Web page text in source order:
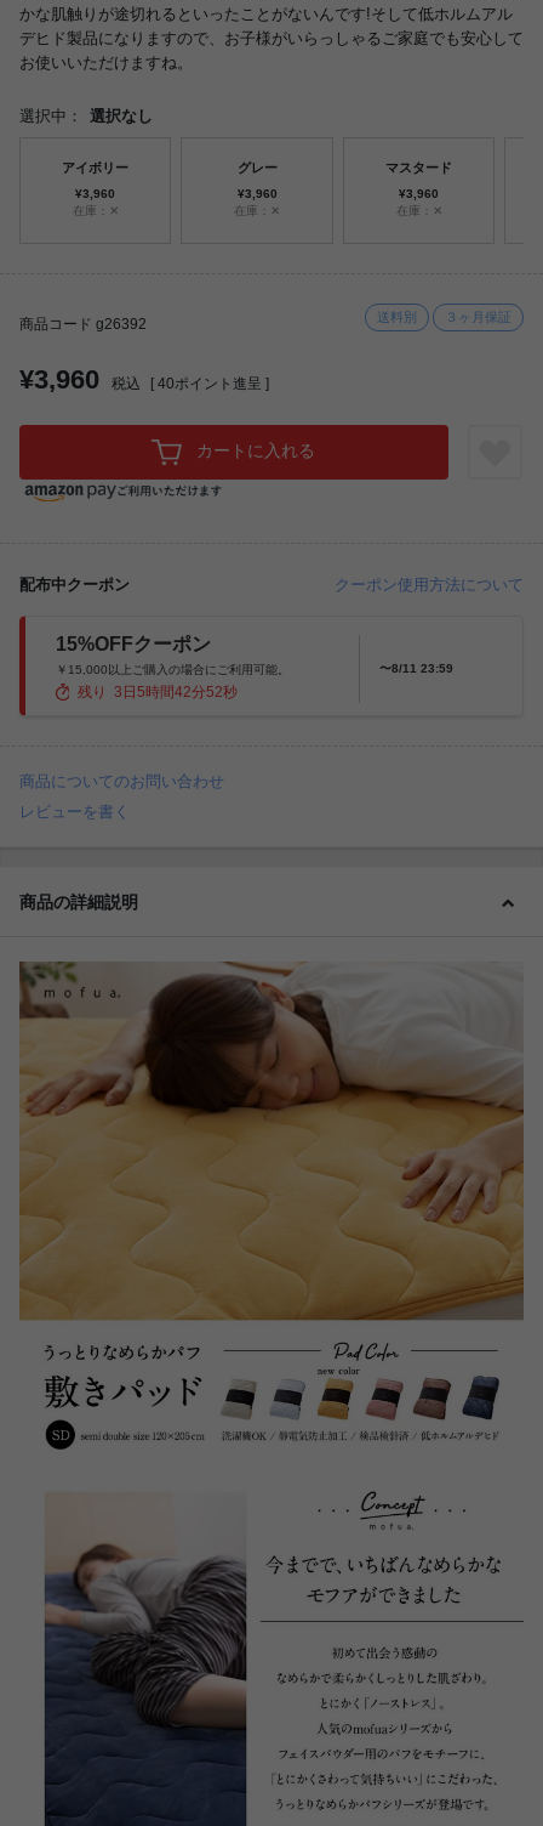
かな肌触りが途切れるといったことがないんです!そして低ホルムアル
デヒド製品になりますので、お子様がいらっしゃるご家庭でも安心して
お使いいただけますね。
選択中： 選択なし
アイボリー
¥3,960
在庫：✕
グレー
¥3,960
在庫：✕
マスタード
¥3,960
在庫：✕
商品コード g26392 送料別 ３ヶ月保証
¥3,960 税込 [ 40ポイント進呈 ]
カートに入れる
配布中クーポン クーポン使用方法について
15%OFFクーポン
￥15,000以上ご購入の場合にご利用可能。
残り 3 日5 時間42分50秒
〜8/11 23:59
商品についてのお問い合わせ
レビューを書く
商品の詳細説明